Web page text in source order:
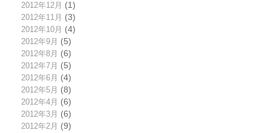
2012年12月 (1)
2012年11月 (3)
2012年10月 (4)
2012年9月 (5)
2012年8月 (6)
2012年7月 (5)
2012年6月 (4)
2012年5月 (8)
2012年4月 (6)
2012年3月 (6)
2012年2月 (9)